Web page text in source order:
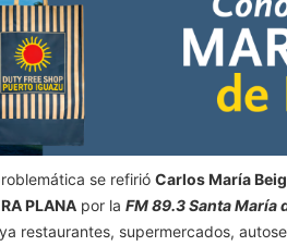
se refirió Carlos María
PLANA por la FM 89.3 Santa María
restaurantes, supermercados,